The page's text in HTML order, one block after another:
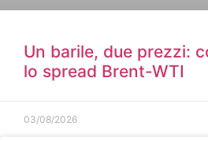
Un barile, due prezzi:
lo spread Brent-WTI
03/08/2026